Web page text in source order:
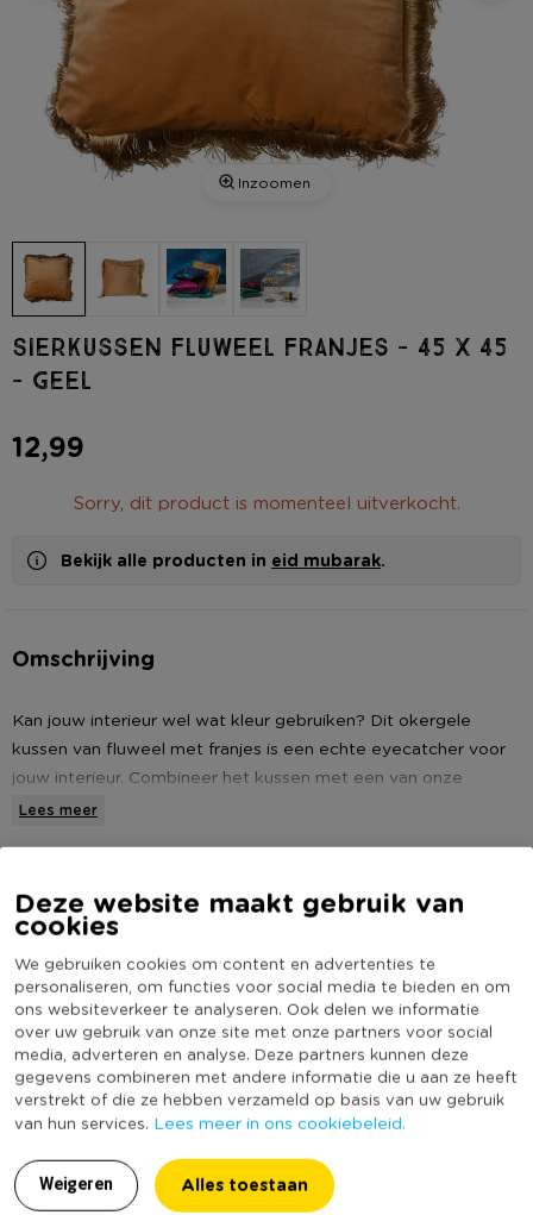
Deze website maakt gebruik van
cookies
We gebruiken cookies om content en advertenties te
personaliseren, om functies voor social media te bieden en om
ons websiteverkeer te analyseren. Ook delen we informatie
over uw gebruik van onze site met onze partners voor social
media, adverteren en analyse. Deze partners kunnen deze
gegevens combineren met andere informatie die u aan ze heeft
verstrekt of die ze hebben verzameld op basis van uw gebruik
van hun services. Lees meer in ons cookiebeleid.
Weigeren Alles toestaan
Inzoomen
Sierkussen fluweel franjes - 45 x 45
- geel
12,99
Sorry, dit product is momenteel uitverkocht.
Bekijk alle producten in eid mubarak.
Omschrijving
Kan jouw interieur wel wat kleur gebruiken? Dit okergele
kussen van fluweel met franjes is een echte eyecatcher voor
jouw interieur. Combineer het kussen met een van onze
overige artikelen uit het brede assortiment.
Materiaal: Fluweel
Lees meer
Artikelnummer
Online Only
Nee
Kleur
Goudkleurig
Duurzaamheidsscore
(Nog) geen score
bekend
Heb jij Sierkussen fluweel franjes - 45 x 45 - geel?
Schrijf een review!